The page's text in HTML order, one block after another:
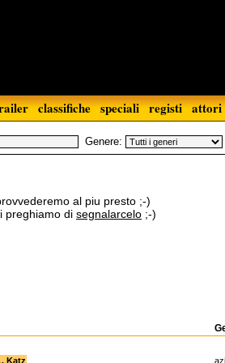
classifiche speciali registi attori
Genere:
al piu presto ;-)
preghiamo di segnalarcelo ;-)
Katz